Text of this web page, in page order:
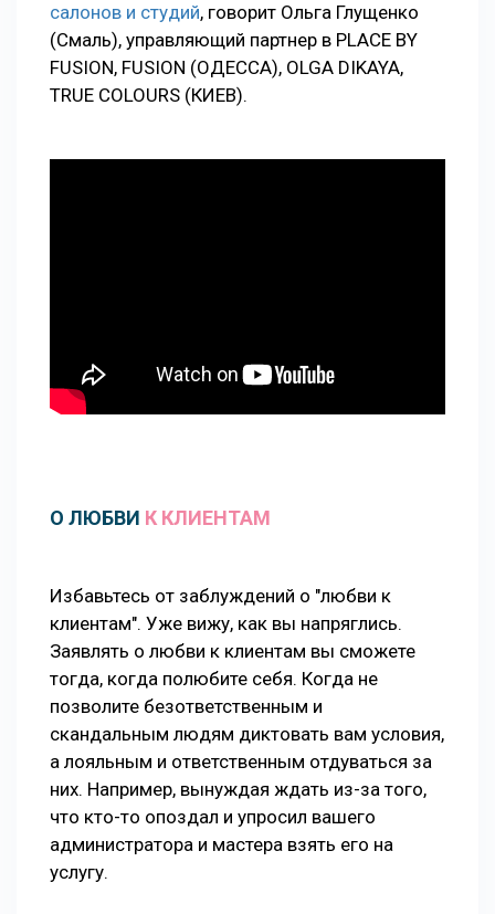
салонов и студий, говорит Ольга Глущенко
(Смаль), управляющий партнер в PLACE BY
FUSION, FUSION (ОДЕССА), OLGA DIKAYA,
TRUE COLOURS (КИЕВ).
О ЛЮБВИ К КЛИЕНТАМ
Избавьтесь от заблуждений о "любви к
клиентам". Уже вижу, как вы напряглись.
Заявлять о любви к клиентам вы сможете
тогда, когда полюбите себя. Когда не
позволите безответственным и
скандальным людям диктовать вам условия,
а лояльным и ответственным отдуваться за
них. Например, вынуждая ждать из-за того,
что кто-то опоздал и упросил вашего
администратора и мастера взять его на
услугу.